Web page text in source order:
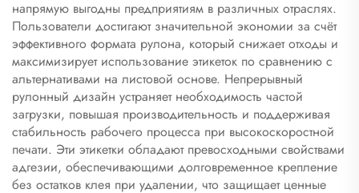
напрямую выгодны предприятиям в различных отраслях.
Пользователи достигают значительной экономии за счёт
эффективного формата рулона, который снижает отходы и
максимизирует использование этикеток по сравнению с
альтернативами на листовой основе. Непрерывный
рулонный дизайн устраняет необходимость частой
загрузки, повышая производительность и поддерживая
стабильность рабочего процесса при высокоскоростной
печати. Эти этикетки обладают превосходными свойствами
адгезии, обеспечивающими долговременное крепление
без остатков клея при удалении, что защищает ценные